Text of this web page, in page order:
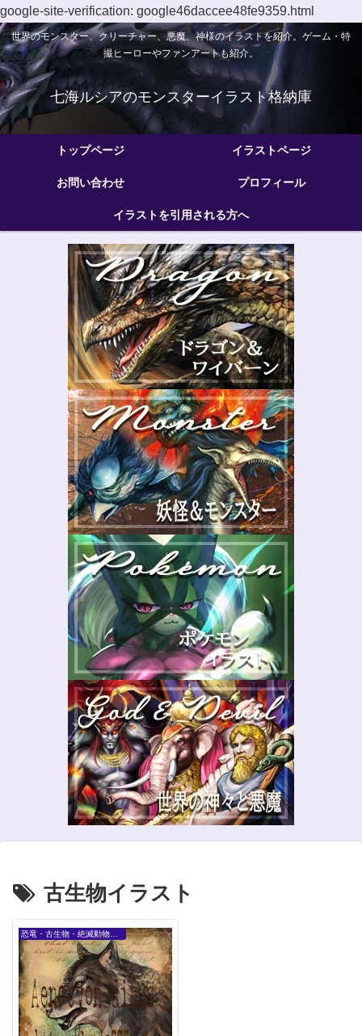
google-site-verification: google46daccee48fe9359.html
世界のモンスター、クリーチャー、悪魔、神様のイラストを紹介。ゲーム・特
撮ヒーローやファンアートも紹介。
七海ルシアのモンスターイラスト格納庫
トップページ イラストページ
お問い合わせ プロフィール
イラストを引用される方へ
古生物イラスト